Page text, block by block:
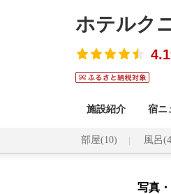
ホテルク
施設紹介 宿ニ
部屋(10) 風呂
写真